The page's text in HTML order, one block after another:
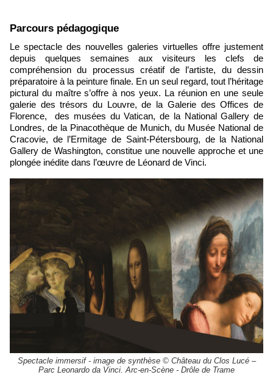
Parcours pédagogique
Le spectacle des nouvelles galeries virtuelles offre justement
depuis quelques semaines aux visiteurs les clefs de
compréhension du processus créatif de l’artiste, du dessin
préparatoire à la peinture finale. En un seul regard, tout l’héritage
pictural du maître s’offre à nos yeux. La réunion en une seule
galerie des trésors du Louvre, de la Galerie des Offices de
Florence, des musées du Vatican, de la National Gallery de
Londres, de la Pinacothèque de Munich, du Musée National de
Cracovie, de l’Ermitage de Saint-Pétersbourg, de la National
Gallery de Washington, constitue une nouvelle approche et une
plongée inédite dans l’œuvre de Léonard de Vinci.
Spectacle immersif - image de synthèse © Château du Clos Lucé –
Parc Leonardo da Vinci. Arc-en-Scène - Drôle de Trame